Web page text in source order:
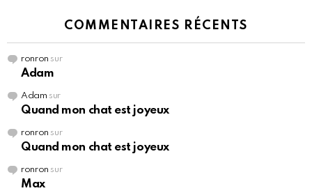
COMMENTAIRES RÉCENTS
ronron sur
Adam
Adam sur
Quand mon chat est joyeux
ronron sur
Quand mon chat est joyeux
ronron sur
Max